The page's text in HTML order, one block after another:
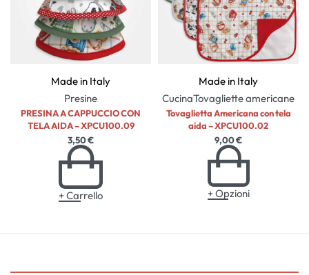
Made in Italy
Presine
PRESINA A CAPPUCCIO CON
TELA AIDA – XPCU100.09
3,50€
+ Carrello
Made in Italy
CucinaTovagliette americane
Tovaglietta Americana con tela
aida – XPCU100.02
9,00€
+ Opzioni